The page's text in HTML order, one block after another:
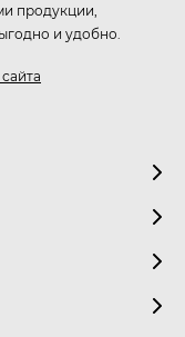
продукции,
и удобно.